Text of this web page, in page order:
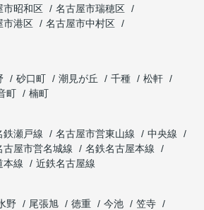
市昭和区
名古屋市瑞穂区
市港区
名古屋市中村区
砂口町 潮見が丘 千種
松軒
町
楠町
鉄瀬戸線 名古屋市営東山線
中央線
古屋市営名城線
名鉄名古屋本線
本線
近鉄名古屋線
野 尾張旭 徳重 今池
笠寺